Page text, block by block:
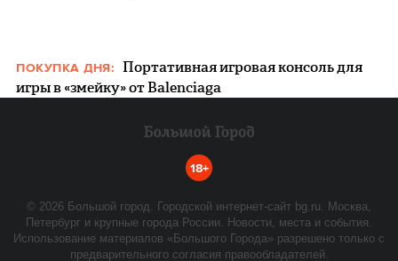
ПОКУПКА ДНЯ: Портативная игровая консоль для
игры в «змейку» от Balenciaga
18+
© 2026 Большой город. Городской интернет-сайт bg.ru. Москва,
Петербург и крупные города России. Новости, места и события.
Использование материалов «Большого Города» разрешено только с
предварительного согласия правообладателей.